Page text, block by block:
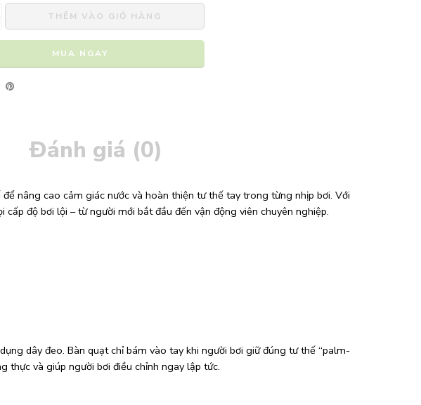
THÊM VÀO GIỎ HÀNG
MUA NGAY
Đánh giá (0)
nâng cao cảm giác nước và hoàn thiện tư thế tay trong từng nhịp bơi. Với
độ bơi lội – từ người mới bắt đầu đến vận động viên chuyên nghiệp.
dây đeo. Bàn quạt chỉ bám vào tay khi người bơi giữ đúng tư thế “palm-
thực và giúp người bơi điều chỉnh ngay lập tức.